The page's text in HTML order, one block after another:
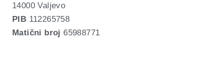
14000 Valjevo
PIB 112265758
Matični broj 65988771